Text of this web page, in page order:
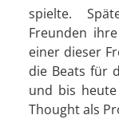
spielte.
Freunden
einer dieser
die Beats für
und bis
Thought als